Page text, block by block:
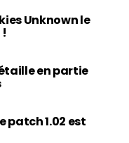
Unknown le
en partie
patch 1.02 est